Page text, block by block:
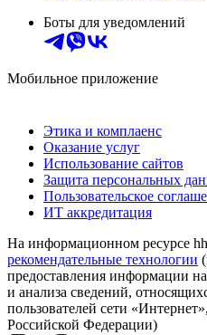
Боты для уведомлений
Мобильное приложение
Этика и комплаенс
Оказание услуг
Использование сайтов
Защита персональных
Пользовательское
ИТ аккредитация
На информационном ресурсе
рекомендательные технологии
предоставления информации
и анализа сведений,
пользователей сети
Российской Федерации)